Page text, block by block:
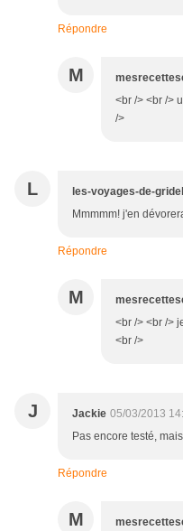
Répondre
M
<br /> <br />
/>
L les-voyages-de-
Mmmmm! j'en
Répondre
M
<br /> <br />
<br />
J Jackie 05/03/2013
Pas encore testé,
Répondre
M